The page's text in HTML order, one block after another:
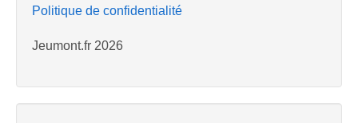
Politique de confidentialité
Jeumont.fr 2026